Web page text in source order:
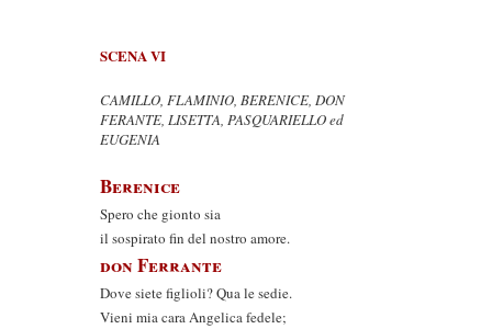
SCENA VI
CAMILLO, FLAMINIO, BERENICE, DON
FERANTE, LISETTA, PASQUARIELLO ed
EUGENIA
Berenice
Spero che gionto sia
il sospirato fin del nostro amore.
don Ferrante
Dove siete figlioli? Qua le sedie.
Vieni mia cara Angelica fedele;